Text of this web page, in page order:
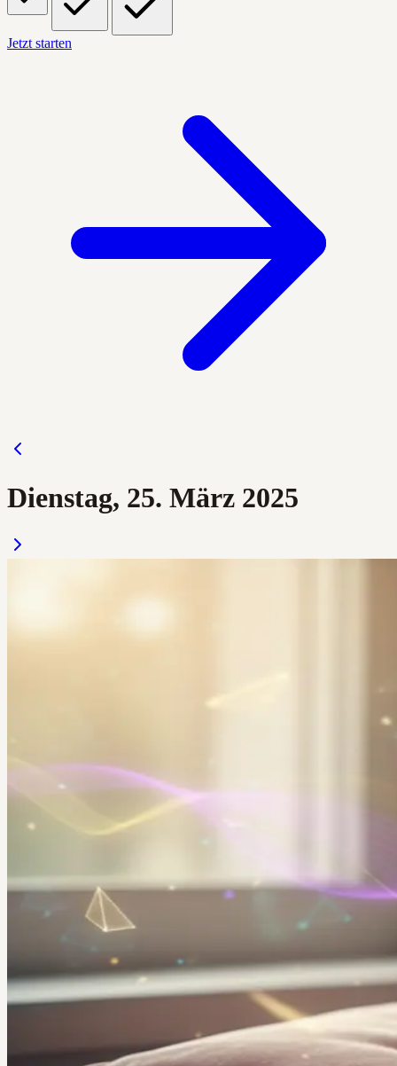
Jetzt starten
Dienstag, 25. März 2025